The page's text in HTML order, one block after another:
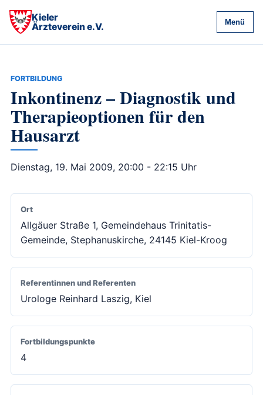
Kieler
Ärzteverein e.V.
Menü
FORTBILDUNG
Inkontinenz – Diagnostik und
Therapieoptionen für den
Hausarzt
Dienstag, 19. Mai 2009, 20:00 - 22:15 Uhr
Ort
Allgäuer Straße 1, Gemeindehaus Trinitatis-
Gemeinde, Stephanuskirche, 24145 Kiel-Kroog
Referentinnen und Referenten
Urologe Reinhard Laszig, Kiel
Fortbildungspunkte
4